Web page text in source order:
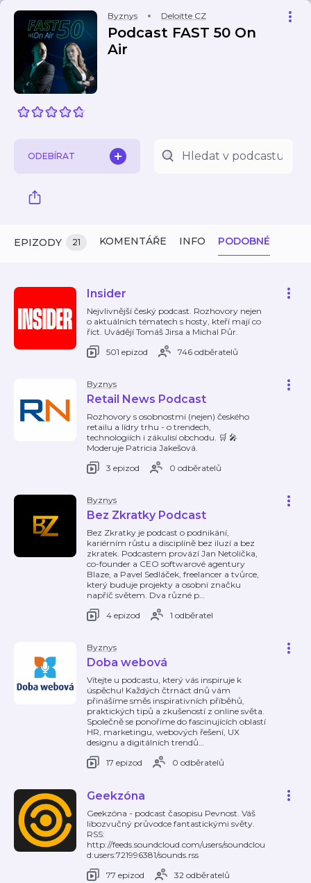
Byznys Deloitte CZ
Podcast FAST 50 On
Air
ODEBÍRAT
EPIZODY 21 KOMENTÁŘE INFO PODOBNÉ
Insider
Nejvlivnější český podcast. Rozhovory nejen
o aktuálních tématech s hosty, kteří mají co
říct. Uvádějí Tomáš Jirsa a Michal Půr.
501 epizod
746 odběratelů
Byznys
Retail News Podcast
Rozhovory s osobnostmi (nejen) českého
retailu a lídry trhu - o trendech,
technologiích i zákulisí obchodu. 🛒 🎤
Moderuje Patricia Jakešová.
3 epizod
0 odběratelů
Byznys
Bez Zkratky Podcast
Bez Zkratky je podcast o podnikání,
kariérním růstu a disciplíně bez iluzí a bez
zkratek. Podcastem provází Jan Netolička,
co-founder a CEO softwarové agentury
Blaze, a Pavel Sedláček, freelancer a tvůrce,
který buduje projekty a osobní značku
napříč světem. Dva různé p…
4 epizod
1 odběratel
Byznys
Doba webová
Vítejte u podcastu, který vás inspiruje k
úspěchu! Každých čtrnáct dnů vám
přinášíme směs inspirativních příběhů,
praktických tipů a zkušeností z online světa.
Společně se ponoříme do fascinujících oblastí
HR, marketingu, webových řešení, UX
designu a digitálních trendů…
17 epizod
0 odběratelů
Geekzóna
Geekzóna - podcast časopisu Pevnost. Váš
libozvučný průvodce fantastickými světy.
RSS:
http://feeds.soundcloud.com/users/soundclou
d:users:721996381/sounds.rss
77 epizod
32 odběratelů